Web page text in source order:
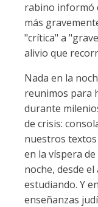
rabino informó
más
"crítica" a
alivio que
Nada en la
reunimos para
durante
de crisis:
nuestros
en la víspera
noche, desde
estudiando. Y
enseñanzas